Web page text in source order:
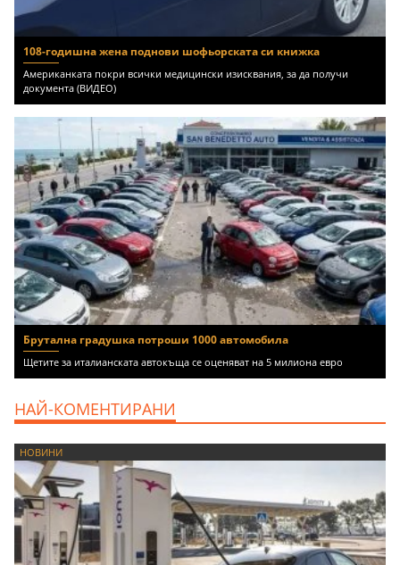
108-годишна жена поднови шофьорската си книжка
Американката покри всички медицински изисквания, за да получи
документа (ВИДЕО)
Брутална градушка потроши 1000 автомобила
Щетите за италианската автокъща се оценяват на 5 милиона евро
НАЙ-КОМЕНТИРАНИ
НОВИНИ